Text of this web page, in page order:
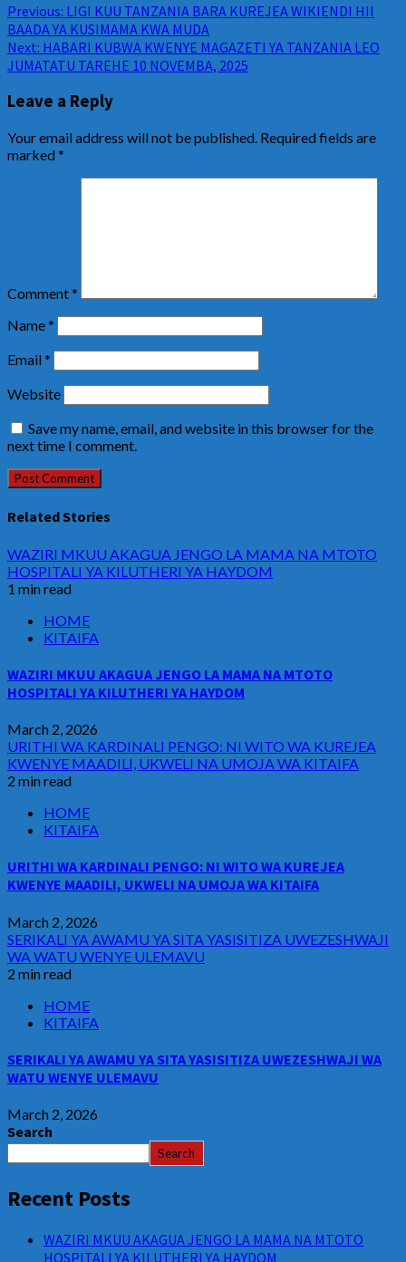
Previous: LIGI KUU TANZANIA BARA KUREJEA WIKIENDI HII
BAADA YA KUSIMAMA KWA MUDA
Next: HABARI KUBWA KWENYE MAGAZETI YA TANZANIA LEO
JUMATATU TAREHE 10 NOVEMBA, 2025
Leave a Reply
Your email address will not be published. Required fields are
marked*
Comment*
Name*
Email*
Website
Save my name, email, and website in this browser for the
next time I comment.
Related Stories
WAZIRI MKUU AKAGUA JENGO LA MAMA NA MTOTO
HOSPITALI YA KILUTHERI YA HAYDOM
1 min read
HOME
KITAIFA
WAZIRI MKUU AKAGUA JENGO LA MAMA NA MTOTO
HOSPITALI YA KILUTHERI YA HAYDOM
March 2, 2026
URITHI WA KARDINALI PENGO: NI WITO WA KUREJEA
KWENYE MAADILI, UKWELI NA UMOJA WA KITAIFA
2 min read
HOME
KITAIFA
URITHI WA KARDINALI PENGO: NI WITO WA KUREJEA
KWENYE MAADILI, UKWELI NA UMOJA WA KITAIFA
March 2, 2026
SERIKALI YA AWAMU YA SITA YASISITIZA UWEZESHWAJI
WA WATU WENYE ULEMAVU
2 min read
HOME
KITAIFA
SERIKALI YA AWAMU YA SITA YASISITIZA UWEZESHWAJI WA
WATU WENYE ULEMAVU
March 2, 2026
Search
Search
Recent Posts
WAZIRI MKUU AKAGUA JENGO LA MAMA NA MTOTO
HOSPITALI YA KILUTHERI YA HAYDOM